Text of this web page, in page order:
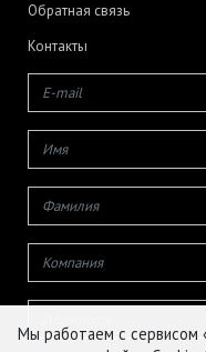
Обратная связь
Контакты
Мы работаем с сервисом